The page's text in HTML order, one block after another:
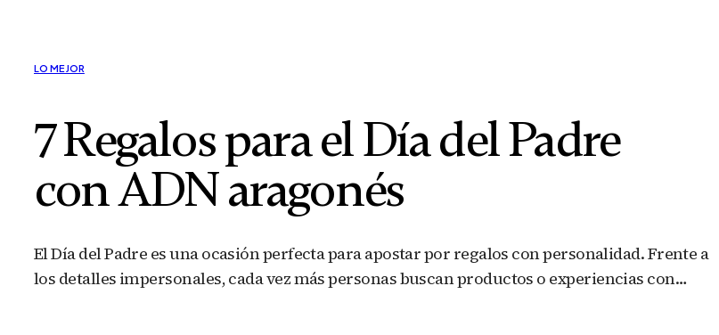
LO MEJOR
7 Regalos para el Día del Padre
con ADN aragonés
El Día del Padre es una ocasión perfecta para apostar por regalos con personalidad. Frente a
los detalles impersonales, cada vez más personas buscan productos o experiencias con…